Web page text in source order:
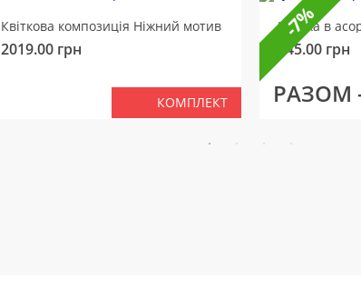
Квіткова композиція Ніжний мотив
2019.00 грн
КОМПЛЕКТ
Кулька в
145.00 грн
РАЗОМ
-7%